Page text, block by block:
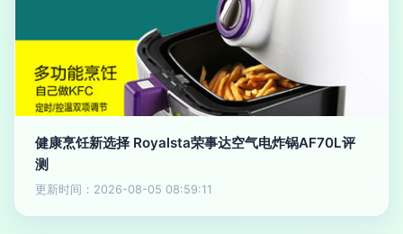
健康烹饪新选择 Royalsta荣事达空气电炸锅AF70L评
测
更新时间：2026-08-05 08:59:11